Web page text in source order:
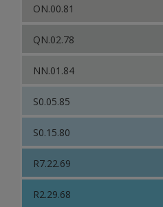
ON.00.81
QN.02.78
NN.01.84
S0.05.85
S0.15.80
R7.22.69
R2.29.68